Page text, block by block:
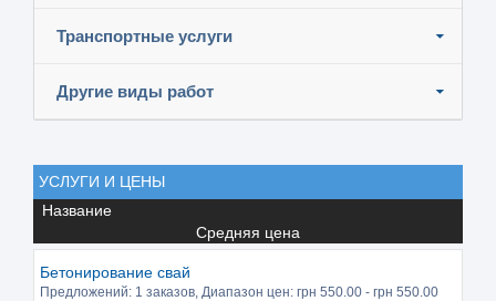
Транспортные услуги
Другие виды работ
УСЛУГИ И ЦЕНЫ
Название
Средняя цена
Бетонирование свай
Предложений: 1 заказов , Диапазон цен: грн 550.00 - грн 550.00